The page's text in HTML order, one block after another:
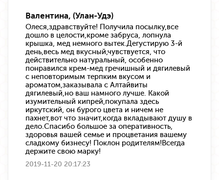
Валентина, (Улан-Удэ)
Олеся,здравствуйте! Получила посылку,все
дошло в целости,кроме забруса, лопнула
крышка, мед немного вытек.Дегустирую 3-й
день,весь мед вкусный,чувствуется, что
действительно натуральный, особенно
понравился крем-мед гречишный и дягилевый
с неповторимым терпким вкусом и
ароматом,заказывала с Алтайвиты
дягилевый,но ваш намного лучше. Какой
изумительный кипрей,покупала здесь
иркутский, он бурого цвета и ничем не
пахнет,вот что значит,когда вкладывают душу в
дело.Спасибо большое за оперативность,
здоровья вашей семье и процветания вашему
сладкому бизнесу! Поклон родителям!Всегда
держите свою марку!
2019-11-20 20:17:23